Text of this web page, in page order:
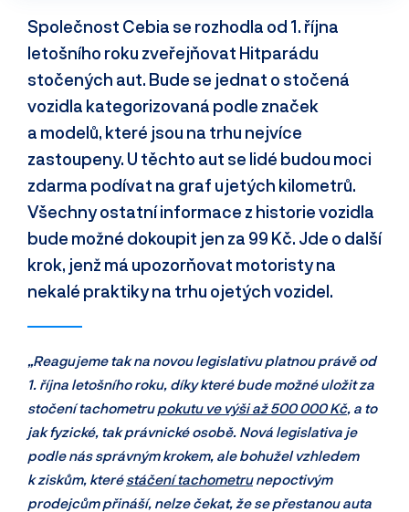
Společnost Cebia se rozhodla od 1. října
letošního roku zveřejňovat Hitparádu
stočených aut. Bude se jednat o stočená
vozidla kategorizovaná podle značek
a modelů, které jsou na trhu nejvíce
zastoupeny. U těchto aut se lidé budou moci
zdarma podívat na graf ujetých kilometrů.
Všechny ostatní informace z historie vozidla
bude možné dokoupit jen za 99 Kč. Jde o další
krok, jenž má upozorňovat motoristy na
nekalé praktiky na trhu ojetých vozidel.
„Reagujeme tak na novou legislativu platnou právě od
1. října letošního roku, díky které bude možné uložit za
stočení tachometrupokutu ve výši až 500 000 Kč, a to
jak fyzické, tak právnické osobě. Nová legislativa je
podle nás správným krokem, ale bohužel vzhledem
k ziskům, kteréstáčení tachometrunepoctivým
prodejcům přináší, nelze čekat, že se přestanou auta